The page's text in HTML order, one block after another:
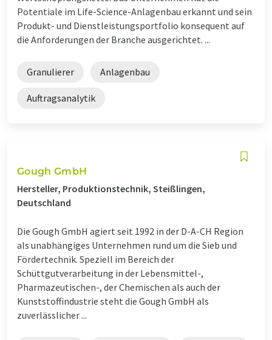
Potentiale im Life-Science-Anlagenbau erkannt und sein
Produkt- und Dienstleistungsportfolio konsequent auf
die Anforderungen der Branche ausgerichtet. ...
Granulierer Anlagenbau
Auftragsanalytik
Gough GmbH
Hersteller, Produktionstechnik, Steißlingen,
Deutschland
Die Gough GmbH agiert seit 1992 in der D-A-CH Region
als unabhängiges Unternehmen rund um die Sieb und
Fördertechnik. Speziell im Bereich der
Schüttgutverarbeitung in der Lebensmittel-,
Pharmazeutischen-, der Chemischen als auch der
Kunststoffindustrie steht die Gough GmbH als
zuverlässlicher ...